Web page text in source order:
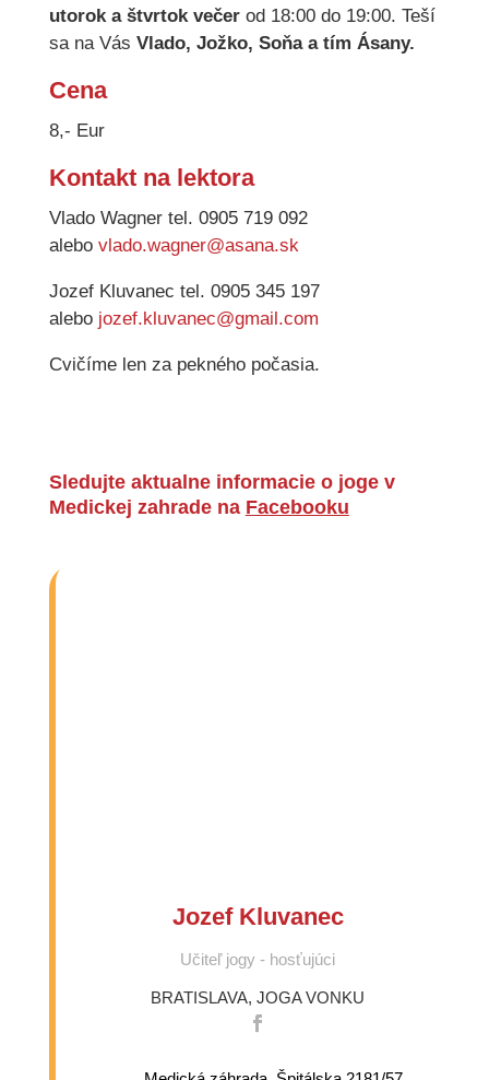
utorok a štvrtokvečerod 18:00 do 19:00. Teší
sa na Vás Vlado, Jožko, Soňa a tím Ásany.
Cena
8,- Eur
Kontakt na lektora
Vlado Wagner tel. 0905 719 092
alebo vlado.wagner@asana.sk
Jozef Kluvanec tel. 0905 345 197
alebo jozef.kluvanec@gmail.com
Cvičíme len za pekného počasia.
Sledujte aktualne informacie o joge v
Medickej zahrade na Facebooku
Jozef Kluvanec
Učiteľ jogy - hosťujúci
BRATISLAVA,JOGA VONKU